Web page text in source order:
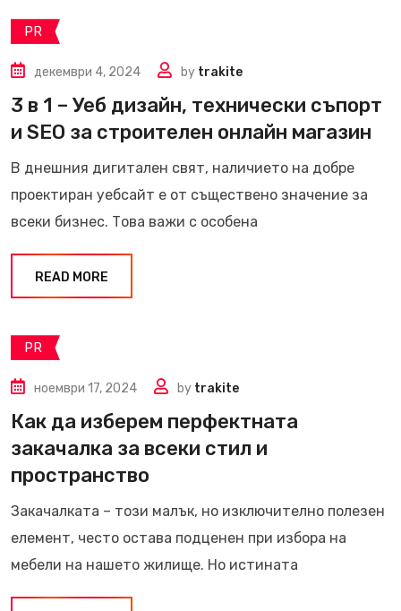
PR
декември 4, 2024 by trakite
3 в 1 – Уеб дизайн, технически съпорт
и SEO за строителен онлайн магазин
В днешния дигитален свят, наличието на добре
проектиран уебсайт е от съществено значение за
всеки бизнес. Това важи с особена
READ MORE
PR
ноември 17, 2024 by trakite
Как да изберем перфектната
закачалка за всеки стил и
пространство
Закачалката – този малък, но изключително полезен
елемент, често остава подценен при избора на
мебели на нашето жилище. Но истината